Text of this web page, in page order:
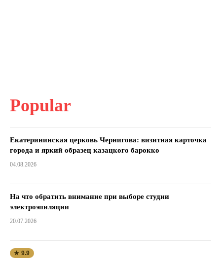
Popular
Екатерининская церковь Чернигова: визитная карточка
города и яркий образец казацкого барокко
04.08.2026
На что обратить внимание при выборе студии
электроэпиляции
20.07.2026
★ 9.9